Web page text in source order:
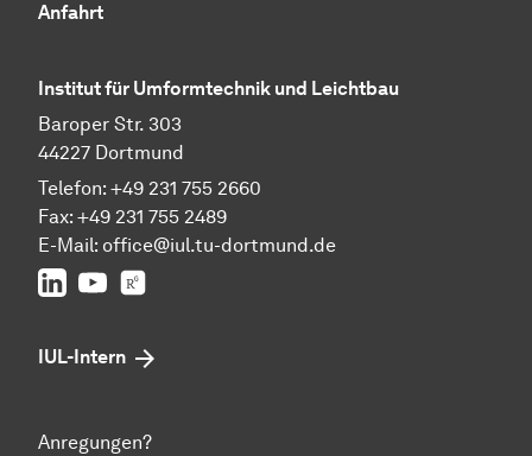
Anfahrt
Institut für Umformtechnik und Leichtbau
Baroper Str. 303
44227 Dortmund
Telefon: +49 231 755 2660
Fax: +49 231 755 2489
E-Mail: office@iul.tu-dortmund.de
LinkedIn
Youtube
IUL-Intern
Anregungen?